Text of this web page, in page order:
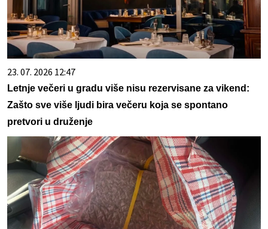
23. 07. 2026 12:47
Letnje večeri u gradu više nisu rezervisane za vikend:
Zašto sve više ljudi bira večeru koja se spontano
pretvori u druženje